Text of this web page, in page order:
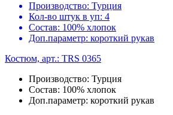
Производство: Турция
Кол-во штук в уп: 4
Состав: 100% хлопок
Доп.параметр: короткий рукав
Костюм, арт.: TRS 0365
Производство: Турция
Состав: 100% хлопок
Доп.параметр: короткий рукав